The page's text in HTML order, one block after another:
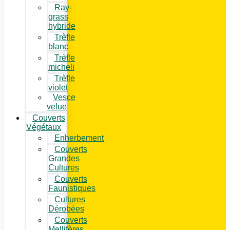
Ray-
grass
hybride
Trèfle
blanc
Trèfle
micheli
Trèfle
violet
Vesce
velue
Couverts
Végétaux
Enherbement
Couverts
Grandes
Cultures
Couverts
Faunistiques
Cultures
Dérobées
Couverts